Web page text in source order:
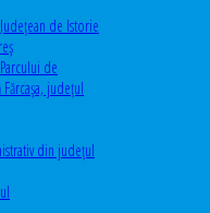
de Istorie
de
județul
din județul